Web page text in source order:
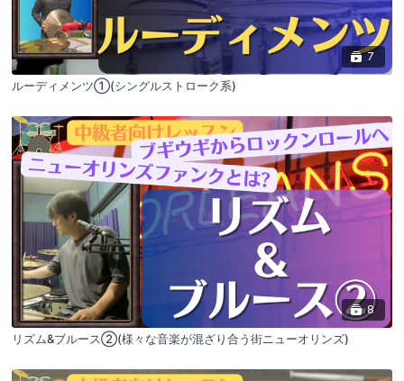
7
ルーディメンツ①(シングルストローク系)
8
リズム&ブルース②(様々な音楽が混ざり合う街ニューオリンズ)